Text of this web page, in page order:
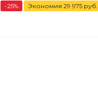
-25% Экономия 29 975 руб.